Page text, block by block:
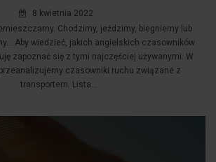
8 kwietnia 2022
Chodzimy, jeździmy, biegniemy lub
Aby wiedzieć, jakich angielskich czasowników
zapoznać się z tymi najczęściej używanymi. W
czasowniki ruchu związane z
transportem. Lista...